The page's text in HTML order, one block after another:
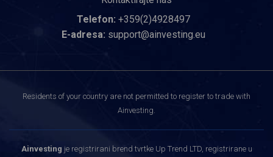
Telefon: +359(2)4928497
E-adresa: support@ainvesting.eu
Residents of your country are not permitted to register to trade with
Ainvesting.
Ainvesting je registrirani brend tvrtke Up Trend LTD, registrirane u